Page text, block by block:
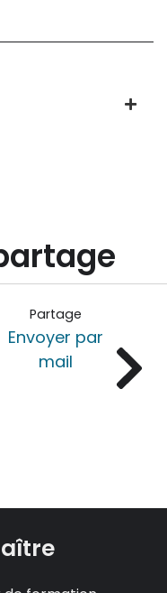
Partage
Envoyer par
mail